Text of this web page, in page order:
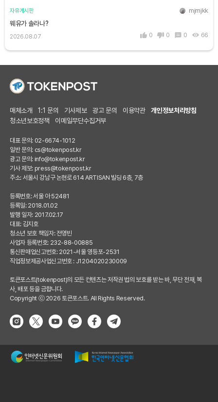
자유게시판 mjmjkk
웨유가 솔라나?
2026.08.07 0 0 0 66
매체소개 1:1 문의 기사제보 광고 문의 이용약관
개인정보처리방침
청소년보호정책
이메일무단수집거부
대표 문의: 02-6674-1012
일반 문의: cs@tokenpost.kr
광고 문의: info@tokenpost.kr
기사 제보: press@tokenpost.kr
주소: 서울시 강남구 논현로 614 ARTISAN 빌딩 6층, 7층
등록번호: 서울 아 52481
등록일: 2018.01.02
발행 일자: 2017.02.17
대표: 김지호
청소년 보호 책임자: 전영빈
사업자 등록번호: 232-88-00885
통신판매업신고번호: 2021-서울 영등포-2531
직업정보제공사업신고번호 : J1204020230009
토큰포스트(tokenpost)의 모든 컨텐츠는 저작권 법의 보호를 받는 바, 무단 전재, 복
사, 배포 등을 금합니다.
Copyright ⓒ 2026 토큰포스트. All Rights Reserved.